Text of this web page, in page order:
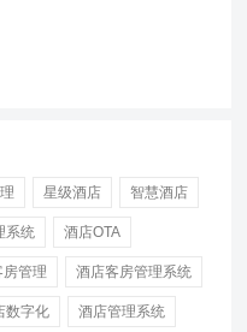
星级酒店 智慧酒店
系统 酒店OTA
房管理 酒店客房管理系统
数字化 酒店管理系统